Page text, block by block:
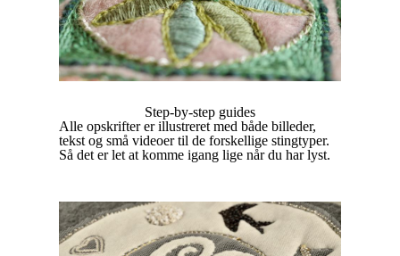
Step-by-step guides
Alle opskrifter er illustreret med både billeder,
tekst og små videoer til de forskellige stingtyper.
Så det er let at komme igang lige når du har lyst.